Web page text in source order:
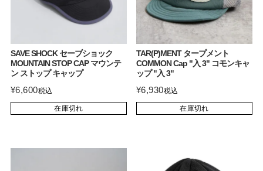
SAVE SHOCK セーブショック
MOUNTAIN STOP CAP マウンテ
ン ストップ キャップ
¥6,600税込
在庫切れ
TAR(P)MENT タープメント
COMMON Cap "入 3" コモンキャ
ップ "入 3"
¥6,930税込
在庫切れ